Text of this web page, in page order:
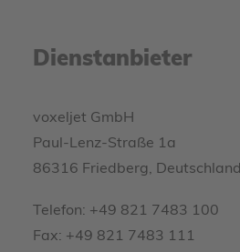
Dienstanbieter
voxeljet GmbH
Paul-Lenz-Straße 1a
86316 Friedberg, Deutschland
Telefon: +49 821 7483 100
Fax: +49 821 7483 111